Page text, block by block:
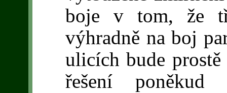
boje v tom, že
výhradně na boj
ulicích bude
řešení poněkud